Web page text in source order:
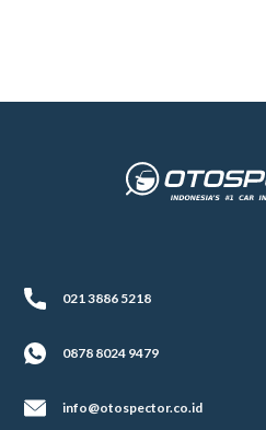
021 3886 5218
0878 8024 9479
info@otospector.co.id